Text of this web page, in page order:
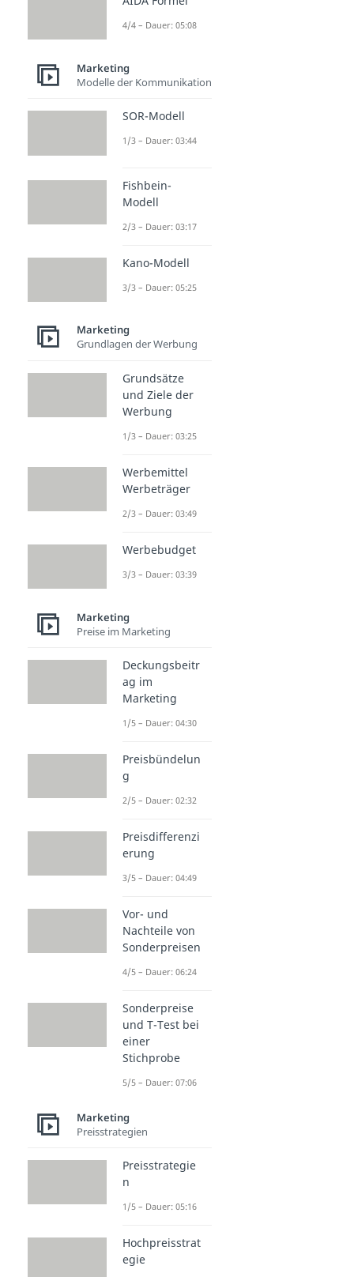
4/4 – Dauer: 05:08
Marketing
Modelle der Kommunikation
SOR-Modell
1/3 – Dauer: 03:44
Fishbein-
Modell
2/3 – Dauer: 03:17
Kano-Modell
3/3 – Dauer: 05:25
Marketing
Grundlagen der Werbung
Grundsätze
und Ziele der
Werbung
1/3 – Dauer: 03:25
Werbemittel
Werbeträger
2/3 – Dauer: 03:49
Werbebudget
3/3 – Dauer: 03:39
Marketing
Preise im Marketing
Deckungsbeitr
ag im
Marketing
1/5 – Dauer: 04:30
Preisbündelun
g
2/5 – Dauer: 02:32
Preisdifferenzi
erung
3/5 – Dauer: 04:49
Vor- und
Nachteile von
Sonderpreisen
4/5 – Dauer: 06:24
Sonderpreise
und T-Test bei
einer
Stichprobe
5/5 – Dauer: 07:06
Marketing
Preisstrategien
Preisstrategie
n
1/5 – Dauer: 05:16
Hochpreisstrat
egie